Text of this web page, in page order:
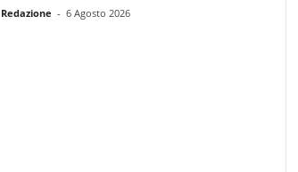
Redazione - 6 Agosto 2026